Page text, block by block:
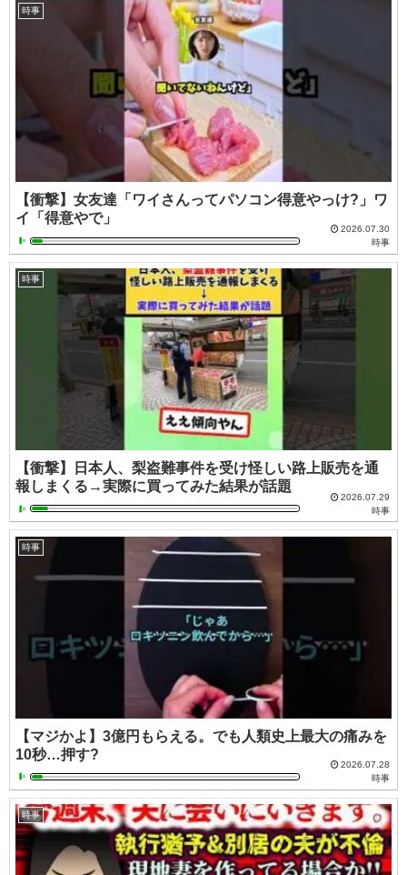
時事
【衝撃】女友達「ワイさんってパソコン得意やっけ?」ワ
イ「得意やで」
2026.07.30
時事
時事
【衝撃】日本人、梨盗難事件を受け怪しい路上販売を通
報しまくる→実際に買ってみた結果が話題
2026.07.29
時事
時事
【マジかよ】3億円もらえる。でも人類史上最大の痛みを
10秒…押す?
2026.07.28
時事
時事